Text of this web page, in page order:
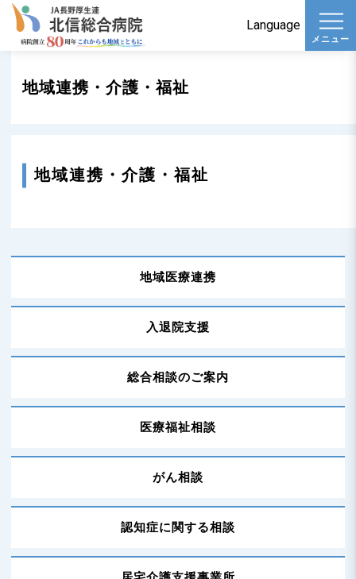
Language
t
o
i
n
メニュー
地域連携・介護・福祉
地域連携・介護・福祉
地域医療連携
入退院支援
総合相談のご案内
医療福祉相談
がん相談
認知症に関する相談